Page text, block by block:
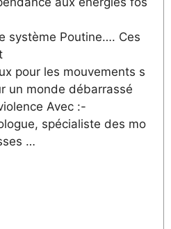
système Poutine…. Ces
pour les mouvements s
un monde débarrassé
Avec :-
spécialiste des mo
…